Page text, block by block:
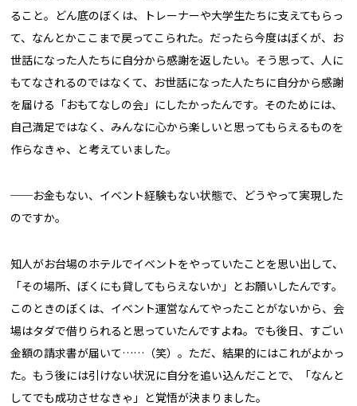
ること。どん底のぼくは、トレーナーや大学生たちに支えてもらっ
て、なんとかここまで戻ってこられた。だったら今度はぼくが、お
世話になった人たちに自分から感謝を返したい。そう思って、人に
もてなされるのではなくて、お世話になった人たちに自分から感謝
を届ける「おもてなしの会」にしたかったんです。そのためには、
自己満足ではなく、みんなに心から楽しいと思ってもらえるものを
作らなきゃ、と考えていました。
──お金もない、イベント経験もない状態で、どうやって実現した
のですか。
知人がお台場のホテルでイベントをやっていたことを思い出して、
「その場所、ぼくにも貸してもらえないか」とお願いしたんです。
このときのぼくは、イベント運営なんてやったことがないから、会
場はタダで借りられると思っていたんですよね。でも後日、すごい
金額の請求書が届いて……（笑）。ただ、結果的にはこれがよかっ
た。もう後には引けない状況に自分を追い込んだことで、「なんと
してでも成功させなきゃ」と覚悟が決まりました。